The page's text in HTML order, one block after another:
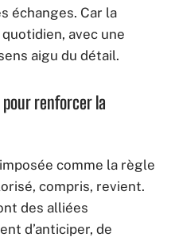
échanges. Car la
avec une
aigu du détail.
renforcer la
imposée comme la règle
compris, revient.
des alliées
d’anticiper, de